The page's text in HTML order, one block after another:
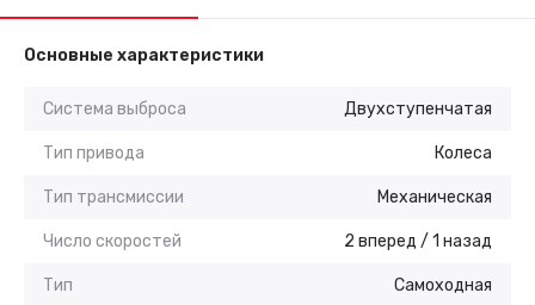
Основные характеристики
Система выброса Двухступенчатая
Тип привода Колеса
Тип трансмиссии Механическая
Число скоростей 2 вперед / 1 назад
Тип Самоходная